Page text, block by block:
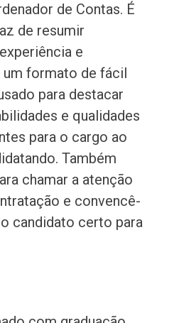
de Contas. É
de resumir
e
formato de fácil
para destacar
e qualidades
para o cargo ao
Também
chamar a atenção
e convencê-
candidato certo para